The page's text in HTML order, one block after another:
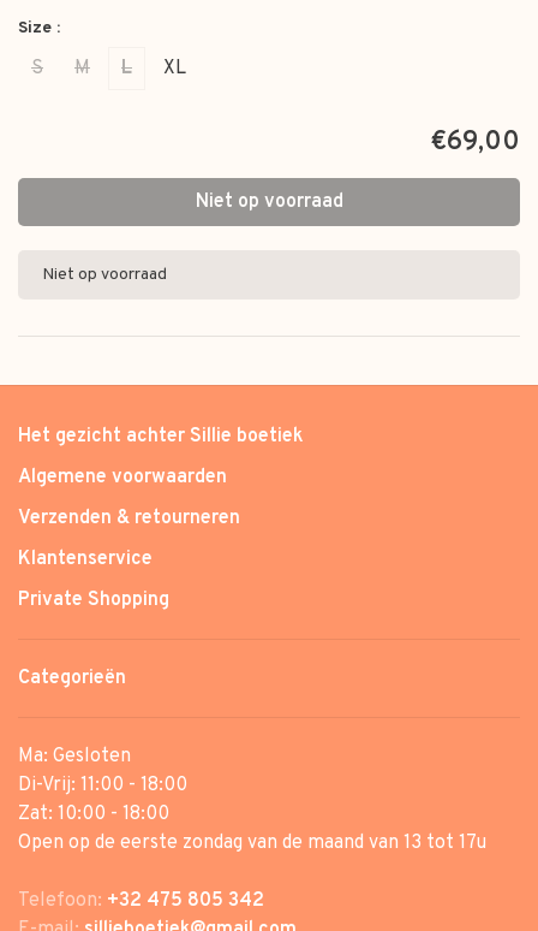
Size :
S M L XL
€69,00
Niet op voorraad
Niet op voorraad
Het gezicht achter Sillie boetiek
Algemene voorwaarden
Verzenden & retourneren
Klantenservice
Private Shopping
Categorieën
Ma: Gesloten
Di-Vrij: 11:00 - 18:00
Zat: 10:00 - 18:00
Open op de eerste zondag van de maand van 13 tot 17u
Telefoon: +32 475 805 342